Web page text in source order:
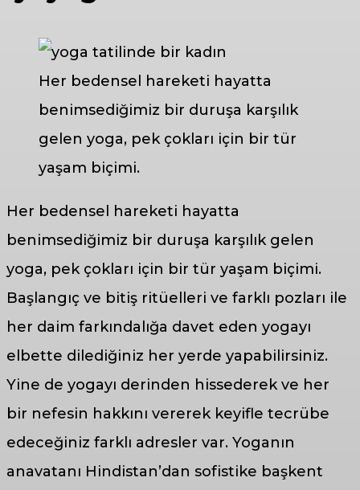
Her bedensel hareketi hayatta
benimsediğimiz bir duruşa karşılık
gelen yoga, pek çokları için bir tür
yaşam biçimi.
Her bedensel hareketi hayatta
benimsediğimiz bir duruşa karşılık gelen
yoga, pek çokları için bir tür yaşam biçimi.
Başlangıç ve bitiş ritüelleri ve farklı pozları ile
her daim farkındalığa davet eden yogayı
elbette dilediğiniz her yerde yapabilirsiniz.
Yine de yogayı derinden hissederek ve her
bir nefesin hakkını vererek keyifle tecrübe
edeceğiniz farklı adresler var. Yoganın
anavatanı Hindistan’dan sofistike başkent